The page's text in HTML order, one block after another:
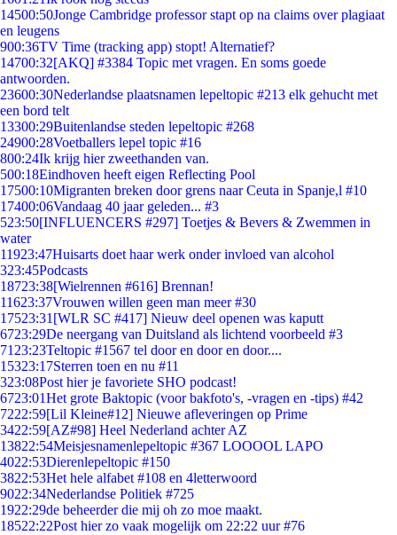
14500:50Jonge Cambridge professor stapt op na claims over plagiaat
en leugens
900:36TV Time (tracking app) stopt! Alternatief?
14700:32[AKQ] #3384 Topic met vragen. En soms goede
antwoorden.
23600:30Nederlandse plaatsnamen lepeltopic #213 elk gehucht met
een bord telt
13300:29Buitenlandse steden lepeltopic #268
24900:28Voetballers lepel topic #16
800:24Ik krijg hier zweethanden van.
500:18Eindhoven heeft eigen Reflecting Pool
17500:10Migranten breken door grens naar Ceuta in Spanje,l #10
17400:06Vandaag 40 jaar geleden... #3
523:50[INFLUENCERS #297] Toetjes & Bevers & Zwemmen in
water
11923:47Huisarts doet haar werk onder invloed van alcohol
323:45Podcasts
18723:38[Wielrennen #616] Brennan!
11623:37Vrouwen willen geen man meer #30
17523:31 [WLR SC #417] Nieuw deel openen was kaputt
6723:29De neergang van Duitsland als lichtend voorbeeld #3
71 23:23Teltopic #1567 tel door en door en door....
15323:17Sterren toen en nu #11
323:08Post hier je favoriete SHO podcast!
6723:01Het grote Baktopic (voor bakfoto's, -vragen en -tips) #42
7222:59[Lil Kleine#12] Nieuwe afleveringen op Prime
3422:59[AZ#98] Heel Nederland achter AZ
13822:54Meisjesnamenlepeltopic #367 LOOOOL LAPO
4022:53Dierenlepeltopic #150
3822:53Het hele alfabet #108 en 4letterwoord
9022:34Nederlandse Politiek #725
1922:29de beheerder die mij oh zo moe maakt.
18522:22Post hier zo vaak mogelijk om 22:22 uur #76